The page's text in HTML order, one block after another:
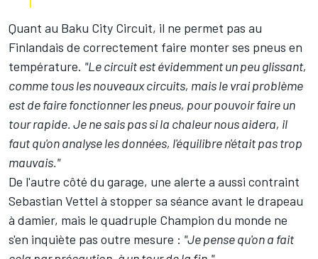
Quant au Baku City Circuit, il ne permet pas au
Finlandais de correctement faire monter ses pneus en
température. "Le circuit est évidemment un peu glissant,
comme tous les nouveaux circuits, mais le vrai problème
est de faire fonctionner les pneus, pour pouvoir faire un
tour rapide. Je ne sais pas si la chaleur nous aidera, il
faut qu'on analyse les données, l'équilibre n'était pas trop
mauvais."
De l'autre côté du garage, une alerte a aussi contraint
Sebastian Vettel à stopper sa séance avant le drapeau
à damier, mais le quadruple Champion du monde ne
s'en inquiète pas outre mesure : "Je pense qu'on a fait